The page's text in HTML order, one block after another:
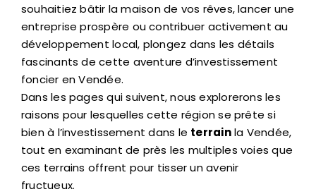
souhaitiez bâtir la maison de vos rêves, lancer une
entreprise prospère ou contribuer activement au
développement local, plongez dans les détails
fascinants de cette aventure d’investissement
foncier en Vendée.
Dans les pages qui suivent, nous explorerons les
raisons pour lesquelles cette région se prête si
bien à l’investissement dans le terrain la Vendée,
tout en examinant de près les multiples voies que
ces terrains offrent pour tisser un avenir
fructueux.